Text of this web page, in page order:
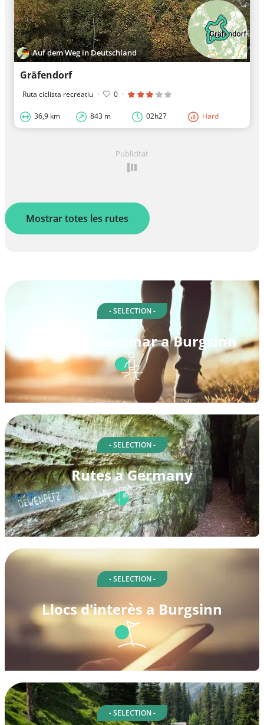
Auf dem Weg in Deutschland
Gräfendorf
Ruta ciclista recreatiu · 0 ·
36,9 km 843 m 02h27 Hard
Publicitat
Mostrar totes les rutes
- SELECTION -
Rutes per caminar a Burgsinn
- SELECTION -
Rutes a Germany
- SELECTION -
Llocs d'interès a Burgsinn
- SELECTION -